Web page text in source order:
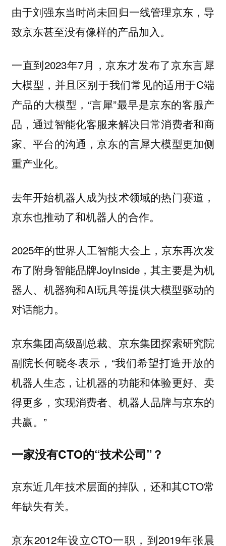
由于刘强东当时尚未回归一线管理京东，导
致京东甚至没有像样的产品加入。
一直到2023年7月，京东才发布了京东言犀
大模型，并且区别于我们常见的适用于C端
产品的大模型，“言犀”最早是京东的客服产
品，通过智能化客服来解决日常消费者和商
家、平台的沟通，京东的言犀大模型更加侧
重产业化。
去年开始机器人成为技术领域的热门赛道，
京东也推动了和机器人的合作。
2025年的世界人工智能大会上，京东再次发
布了附身智能品牌JoyInside，其主要是为机
器人、机器狗和AI玩具等提供大模型驱动的
对话能力。
京东集团高级副总裁、京东集团探索研究院
副院长何晓冬表示，“我们希望打造开放的
机器人生态，让机器的功能和体验更好、卖
得更多，实现消费者、机器人品牌与京东的
共赢。”
一家没有CTO的“技术公司”？
京东近几年技术层面的掉队，还和其CTO常
年缺失有关。
京东2012年设立CTO一职，到2019年张晨